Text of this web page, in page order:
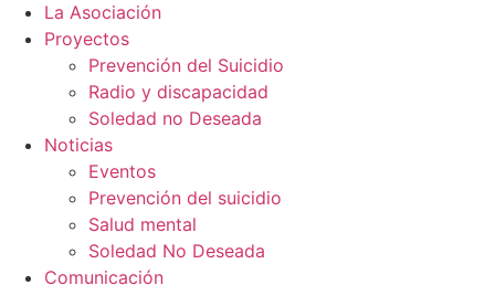
La Asociación
Proyectos
Prevención del Suicidio
Radio y discapacidad
Soledad no Deseada
Noticias
Eventos
Prevención del suicidio
Salud mental
Soledad No Deseada
Comunicación